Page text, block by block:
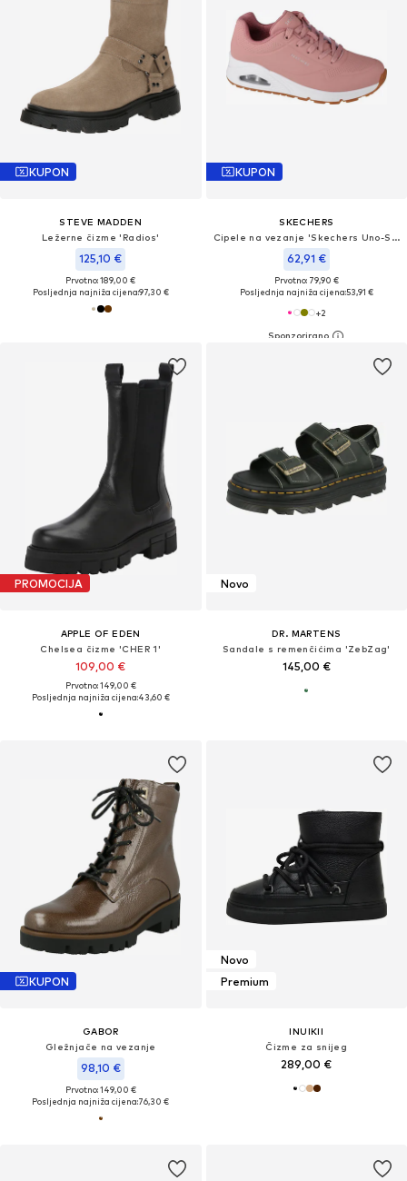
KUPON
STEVE MADDEN
Ležerne čizme 'Radios'
125,10 €
Prvotno: 189,00 €
Posljednja najniža cijena:97,30 €
KUPON
SKECHERS
Cipele na vezanje 'Skechers Uno-Stand on Air'
62,91 €
Prvotno: 79,90 €
Posljednja najniža cijena:53,91 €
+2
PROMOCIJA
APPLE OF EDEN
Chelsea čizme 'CHER 1'
109,00 €
Prvotno: 149,00 €
Posljednja najniža cijena:43,60 €
Novo
DR. MARTENS
Sandale s remenčićima 'ZebZag'
145,00 €
KUPON
GABOR
Gležnjače na vezanje
98,10 €
Prvotno: 149,00 €
Posljednja najniža cijena:76,30 €
Novo
Premium
INUIKII
Čizme za snijeg
289,00 €